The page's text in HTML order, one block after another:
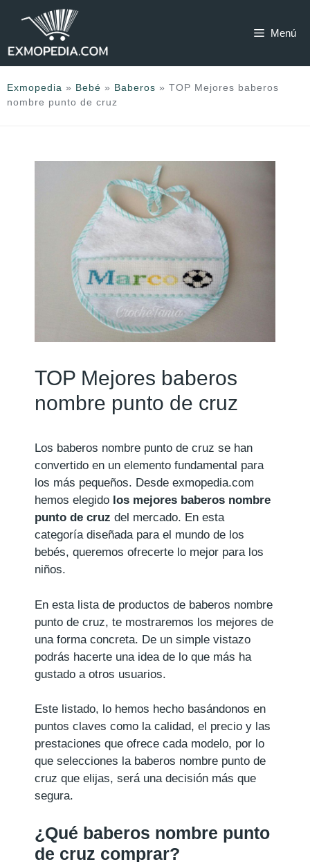
Menú
Exmopedia » Bebé » Baberos » TOP Mejores baberos
nombre punto de cruz
TOP Mejores baberos
nombre punto de cruz
Los baberos nombre punto de cruz se han
convertido en un elemento fundamental para
los más pequeños. Desde exmopedia.com
hemos elegido los mejores baberos nombre
punto de cruz del mercado. En esta
categoría diseñada para el mundo de los
bebés, queremos ofrecerte lo mejor para los
niños.
En esta lista de productos de baberos nombre
punto de cruz, te mostraremos los mejores de
una forma concreta. De un simple vistazo
podrás hacerte una idea de lo que más ha
gustado a otros usuarios.
Este listado, lo hemos hecho basándonos en
puntos claves como la calidad, el precio y las
prestaciones que ofrece cada modelo, por lo
que selecciones la baberos nombre punto de
cruz que elijas, será una decisión más que
segura.
¿Qué baberos nombre punto
de cruz comprar?